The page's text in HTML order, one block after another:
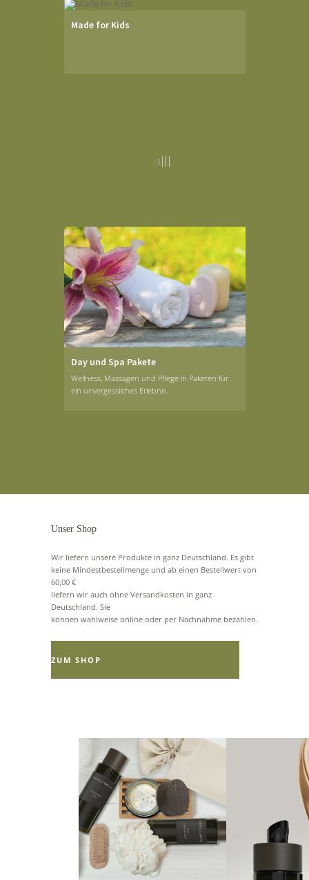
Made for Kids
Day und Spa Pakete
Wellness, Massagen und Pflege in Paketen für
ein unvergessliches Erlebnis.
Unser Shop
Wir liefern unsere Produkte in ganz Deutschland. Es gibt
keine Mindestbestellmenge und ab einen Bestellwert von
60,00 €
liefern wir auch ohne Versandkosten in ganz
Deutschland. Sie
können wahlweise online oder per Nachnahme bezahlen.
ZUM SHOP